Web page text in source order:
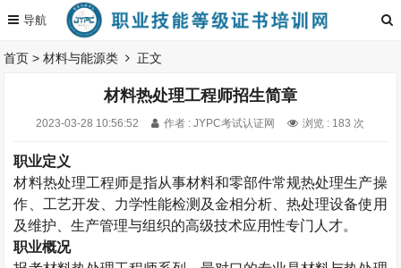
首页 >材料与能源类 正文
材料热处理工程师招生简章
2023-03-28 10:56:52 作者 : JYPC考试认证网 浏览 : 183 次
职业定义
材料热处理工程师是指从事材料和零部件常规热处理生产操
作、工艺开发、力学性能检测及金相分析、热处理设备使用
及维护、生产管理与组织的高级技术应用性专门人才。
职业概况